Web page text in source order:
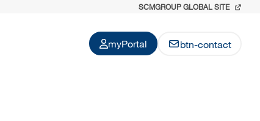
SCMGROUP GLOBAL SITE
myPortal btn-contact